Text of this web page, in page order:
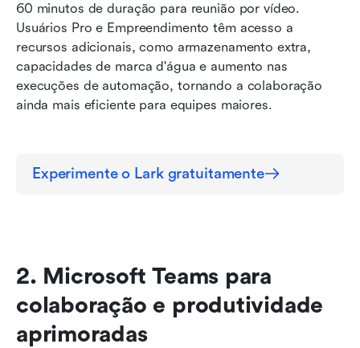
60 minutos de duração para reunião por vídeo.
Usuários Pro e Empreendimento têm acesso a
recursos adicionais, como armazenamento extra,
capacidades de marca d'água e aumento nas
execuções de automação, tornando a colaboração
ainda mais eficiente para equipes maiores.
Experimente o Lark gratuitamente
2. Microsoft Teams para
colaboração e produtividade
aprimoradas